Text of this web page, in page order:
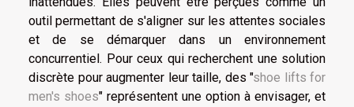
outil permettant de s'aligner sur les attentes sociales
et de se démarquer dans un environnement
concurrentiel. Pour ceux qui recherchent une solution
discrète pour augmenter leur taille, des "shoe lifts for
men's shoes" représentent une option à envisager, et